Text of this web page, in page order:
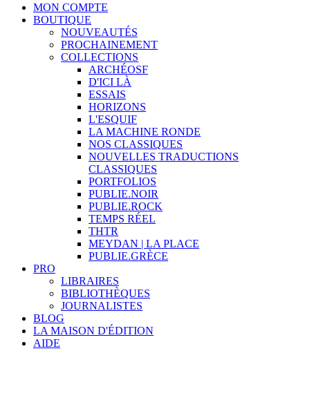
MON COMPTE
BOUTIQUE
NOUVEAUTÉS
PROCHAINEMENT
COLLECTIONS
ARCHÉOSF
D'ICI LÀ
ESSAIS
HORIZONS
L'ESQUIF
LA MACHINE RONDE
NOS CLASSIQUES
NOUVELLES TRADUCTIONS
CLASSIQUES
PORTFOLIOS
PUBLIE.NOIR
PUBLIE.ROCK
TEMPS RÉEL
THTR
MEYDAN | LA PLACE
PUBLIE.GRÈCE
PRO
LIBRAIRES
BIBLIOTHÈQUES
JOURNALISTES
BLOG
LA MAISON D'ÉDITION
AIDE